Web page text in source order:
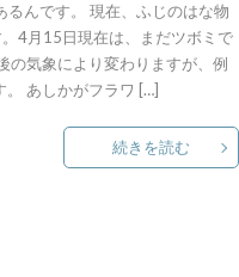
んです。 現在、ふじのはな物
4月15日現在は、まだツボミで
の気象により変わりますが、例
あしかがフラワ […]
続きを読む